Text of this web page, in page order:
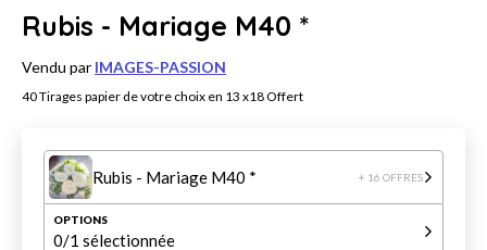
Rubis - Mariage M40 *
Vendu par IMAGES-PASSION
40 Tirages papier de votre choix en 13 x18 Offert
Rubis - Mariage M40 * + 16 OFFRES
OPTIONS
0/1 sélectionnée